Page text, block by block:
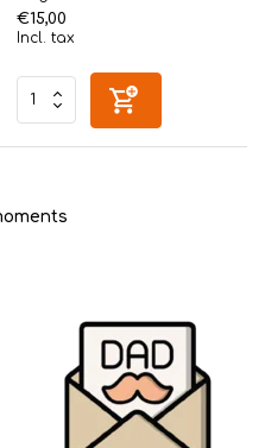
€15,00
Incl. tax